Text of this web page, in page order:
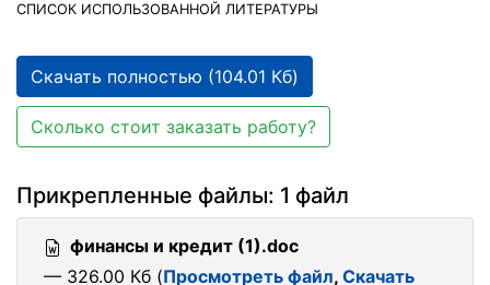
СПИСОК ИСПОЛЬЗОВАННОЙ ЛИТЕРАТУРЫ
Скачать полностью (104.01 Кб)
Сколько стоит заказать работу?
Прикрепленные файлы: 1 файл
финансы и кредит (1).doc
— 326.00 Кб (Просмотреть файл, Скачать